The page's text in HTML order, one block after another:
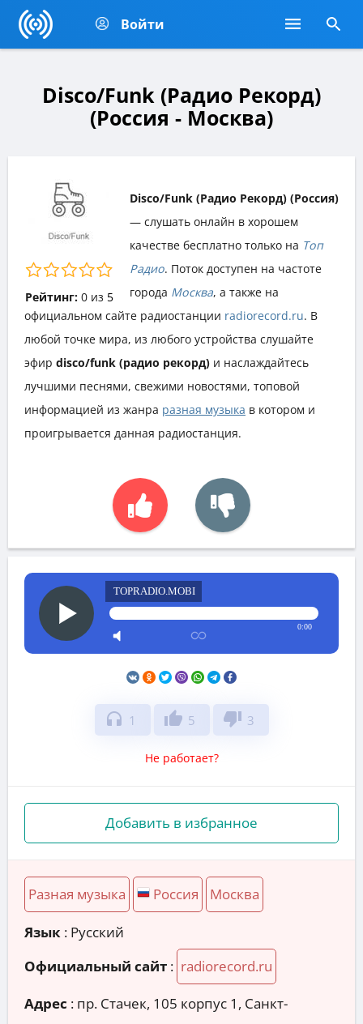
Войти
Disco/Funk (Радио Рекорд)
(Россия - Москва)
Рейтинг: 0из 5
Disco/Funk (Радио Рекорд) (Россия)
— слушать онлайн в хорошем
качестве бесплатно только на Топ
Радио. Поток доступен на частоте
города Москва, а также на
официальном сайте радиостанции radiorecord.ru. В
любой точке мира, из любого устройства слушайте
эфир disco/funk (радио рекорд) и наслаждайтесь
лучшими песнями, свежими новостями, топовой
информацией из жанра разная музыка в котором и
проигрывается данная радиостанция.
TOPRADIO.MOBI
0:00
headphones 1 thumb_up 5 thumb_down 3
Не работает?
Добавить в избранное
Разная музыка Россия Москва
Язык : Русский
Официальный сайт : radiorecord.ru
Адрес : пр. Стачек, 105 корпус 1, Санкт-